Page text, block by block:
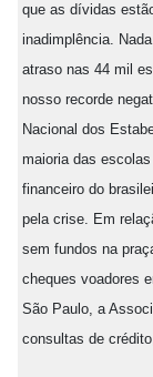
que as dívidas
inadimplência.
atraso nas 44 mil
nosso recorde
Nacional dos
maioria das
financeiro do
pela crise. Em
sem fundos na
cheques voadores
São Paulo, a
consultas de